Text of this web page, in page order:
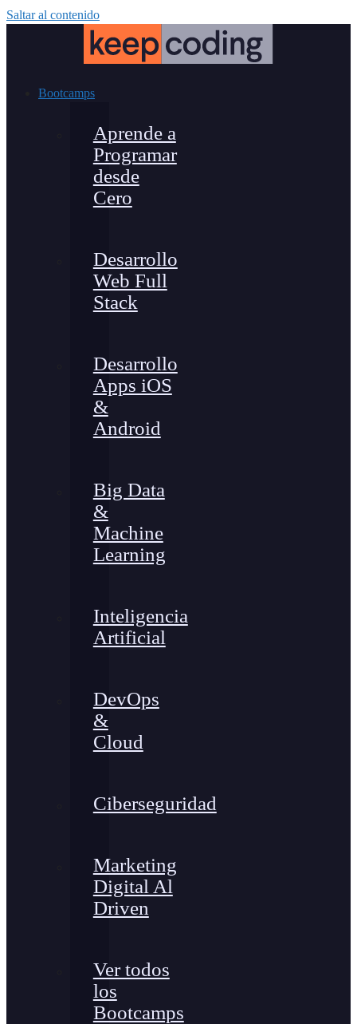
Saltar al contenido
Bootcamps
Aprende a
Programar
desde
Cero
Desarrollo
Web Full
Stack
Desarrollo
Apps iOS
&
Android
Big Data
&
Machine
Learning
Inteligencia
Artificial
DevOps
&
Cloud
Ciberseguridad
Marketing
Digital Al
Driven
Ver todos
los
Bootcamps